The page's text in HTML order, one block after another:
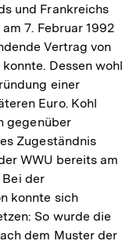
und Frankreichs
7. Februar 1992
Vertrag von
Dessen wohl
einer
Euro. Kohl
gegenüber
Zugeständnis
WWU bereits am
Bei der
konnte sich
So wurde die
dem Muster der